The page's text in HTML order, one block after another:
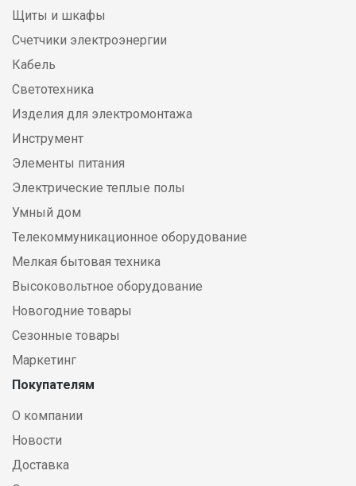
Щиты и шкафы
Счетчики электроэнергии
Кабель
Светотехника
Изделия для электромонтажа
Инструмент
Элементы питания
Электрические теплые полы
Умный дом
Телекоммуникационное оборудование
Мелкая бытовая техника
Высоковольтное оборудование
Новогодние товары
Сезонные товары
Маркетинг
Покупателям
О компании
Новости
Доставка